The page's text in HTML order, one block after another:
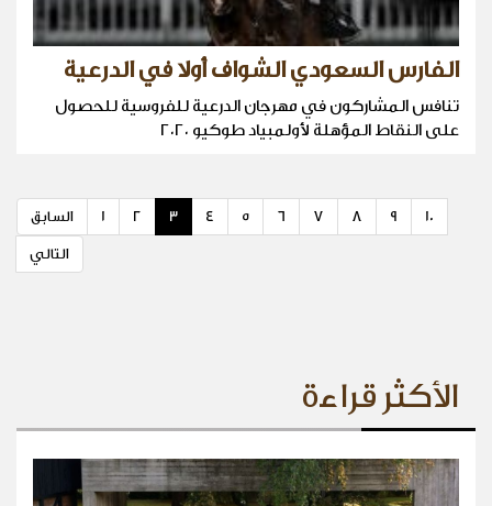
الفارس السعودي الشواف أولا في الدرعية
تنافس المشاركون في مهرجان الدرعية للفروسية للحصول
على النقاط المؤهلة لأولمبياد طوكيو ٢٠٢٠
السابق 1 2 3 4 5 6 7 8 9 10
التالي
الأكثر قراءة